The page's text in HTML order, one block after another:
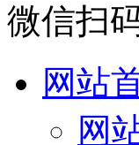
微信扫
网站
网